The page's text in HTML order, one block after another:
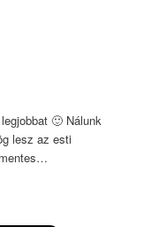
🙂 Nálunk
lesz az esti